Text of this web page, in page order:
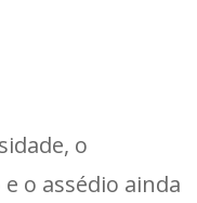
o
o assédio ainda